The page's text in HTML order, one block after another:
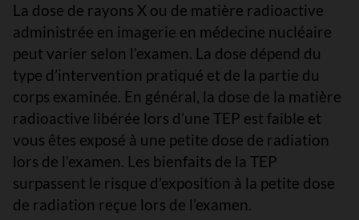
La dose de rayons X ou de matière radioactive
administrée en imagerie en médecine nucléaire
peut varier selon l’examen. La dose dépend du
type d’intervention pratiqué et de la partie du
corps examinée. En général, la dose de la matière
radioactive libérée lors d’une TEP est faible et
vous êtes exposé à une petite dose de radiation
lors de l’examen. Les bienfaits de la TEP
surpassent le risque d’exposition à la petite dose
de radiation reçue lors de l’examen.